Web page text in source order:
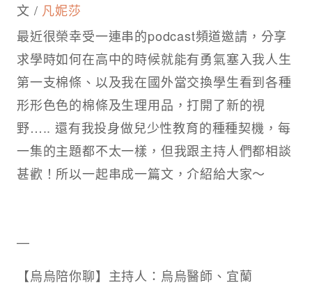
文 / 凡妮莎
最近很榮幸受一連串的podcast頻道邀請，分享
求學時如何在高中的時候就能有勇氣塞入我人生
第一支棉條、以及我在國外當交換學生看到各種
形形色色的棉條及生理用品，打開了新的視
野….. 還有我投身做兒少性教育的種種契機，每
一集的主題都不太一樣，但我跟主持人們都相談
甚歡！所以一起串成一篇文，介紹給大家～
—
【烏烏陪你聊】主持人：烏烏醫師、宜蘭